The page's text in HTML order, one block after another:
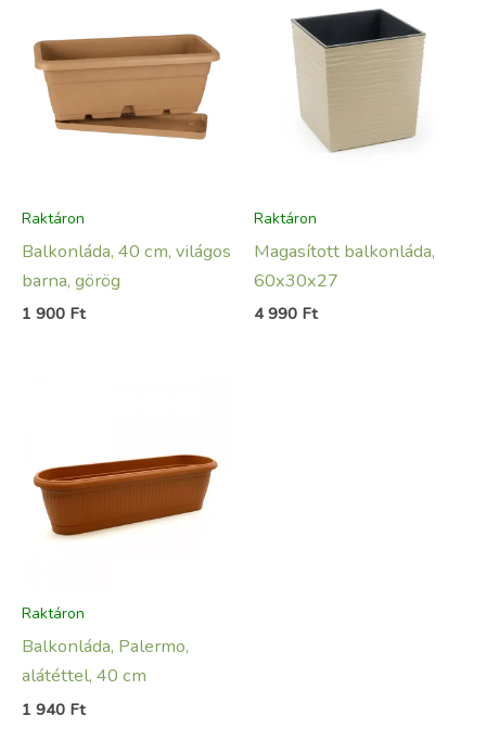
Raktáron
Balkonláda, 40 cm, világos
barna, görög
1 900 Ft
Raktáron
Magasított balkonláda,
60x30x27
4 990 Ft
Raktáron
Balkonláda, Palermo,
alátéttel, 40 cm
1 940 Ft